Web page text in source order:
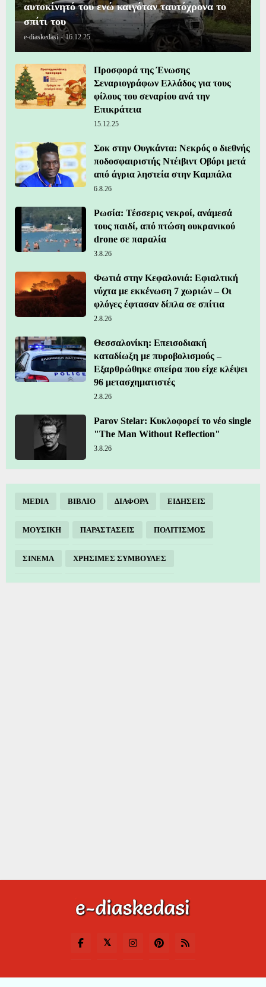
αυτοκίνητό του ενώ καιγόταν ταυτόχρονα το
σπίτι του
e-diaskedasi - 16.12.25
Προσφορά της Ένωσης
Σεναριογράφων Ελλάδος για τους
φίλους του σεναρίου ανά την
Επικράτεια
15.12.25
Σοκ στην Ουγκάντα: Νεκρός ο διεθνής
ποδοσφαιριστής Ντέιβιντ Οβόρι μετά
από άγρια ληστεία στην Καμπάλα
6.8.26
Ρωσία: Τέσσερις νεκροί, ανάμεσά
τους παιδί, από πτώση ουκρανικού
drone σε παραλία
3.8.26
Φωτιά στην Κεφαλονιά: Εφιαλτική
νύχτα με εκκένωση 7 χωριών – Οι
φλόγες έφτασαν δίπλα σε σπίτια
2.8.26
Θεσσαλονίκη: Επεισοδιακή
καταδίωξη με πυροβολισμούς –
Εξαρθρώθηκε σπείρα που είχε κλέψει
96 μετασχηματιστές
2.8.26
Parov Stelar: Κυκλοφορεί το νέο single
"The Man Without Reflection"
3.8.26
MEDIA ΒΙΒΛΙΟ ΔΙΑΦΟΡΑ ΕΙΔΗΣΕΙΣ
ΜΟΥΣΙΚΗ ΠΑΡΑΣΤΑΣΕΙΣ ΠΟΛΙΤΙΣΜΟΣ
ΣΙΝΕΜΑ ΧΡΗΣΙΜΕΣ ΣΥΜΒΟΥΛΕΣ